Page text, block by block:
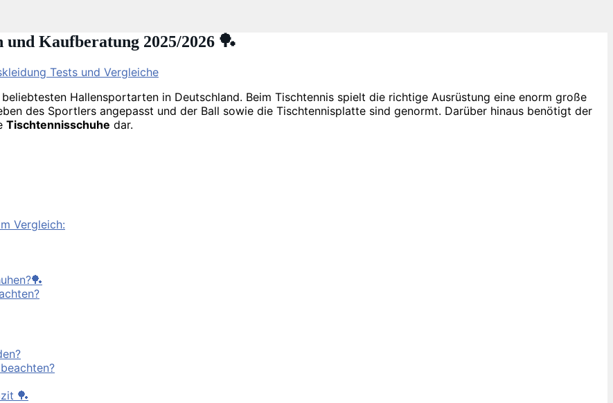
Kaufberatung 2025/2026 🏓
Tests und Vergleiche
Hallensportarten in Deutschland. Beim Tischtennis spielt die richtige Ausrüstung eine enorm große
des Sportlers angepasst und der Ball sowie die Tischtennisplatte sind genormt. Darüber hinaus benötigt der
Tischtennisschuhe dar.
Vergleich:
🏓